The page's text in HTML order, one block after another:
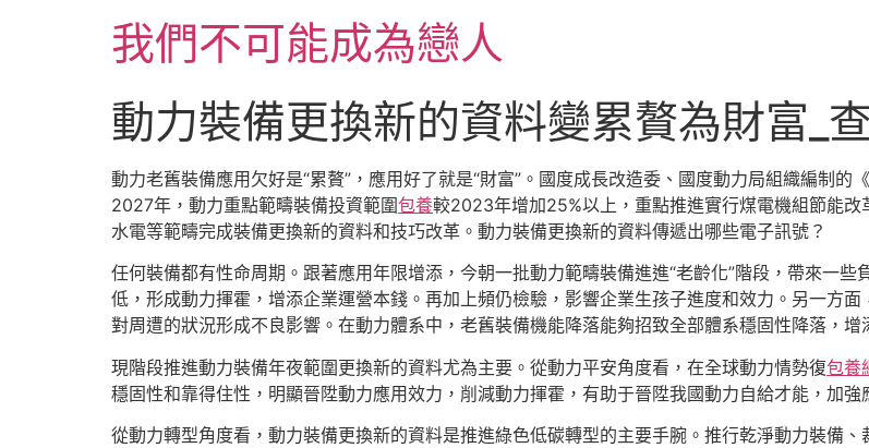
我們不可能成為戀人
動力裝備更換新的資料變累贅為財富_
動力老舊裝備應用欠好是“累贅”，應用好了就是“財富”。國度成長改造委、國度動力局組織編制
2027年，動力重點範疇裝備投資範圍包養較2023年增加25%以上，重點推進實行煤電機組節能改
水電等範疇完成裝備更換新的資料和技巧改革。動力裝備更換新的資料傳遞出哪些電子訊號？
任何裝備都有性命周期。跟著應用年限增添，今朝一批動力範疇裝備進進“老齡化”階段，帶來一
低，形成動力揮霍，增添企業運營本錢。再加上頻仍檢驗，影響企業生孩子進度和效力。另一方
對周遭的狀況形成不良影響。在動力體系中，老舊裝備機能降落能夠招致全部體系穩固性降落，
現階段推進動力裝備年夜範圍更換新的資料尤為主要。從動力平安角度看，在全球動力情勢復包養
穩固性和靠得住性，明顯晉陞動力應用效力，削減動力揮霍，有助于晉陞我國動力自給才能，加強
從動力轉型角度看，動力裝備更換新的資料是推進綠色低碳轉型的主要手腕。推行乾淨動力裝備